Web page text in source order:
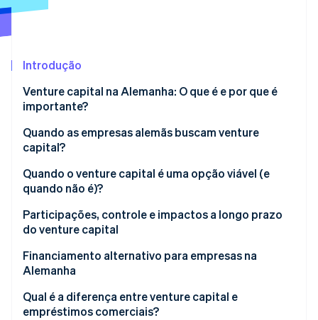
Stripe Sessions 2026
Assista agora
Introdução
Venture capital na Alemanha: O que é e por que é
importante?
Tendências do mercado de VC na Alemanha
Quando as empresas alemãs buscam venture
capital?
Quando o venture capital é uma opção viável (e
quando não é)?
Participações, controle e impactos a longo prazo
do venture capital
Ações, direitos de decisão e controle
Riscos e oportunidades de crescimento
Financiamento alternativo para empresas na
Alemanha
Qual é a diferença entre venture capital e
empréstimos comerciais?